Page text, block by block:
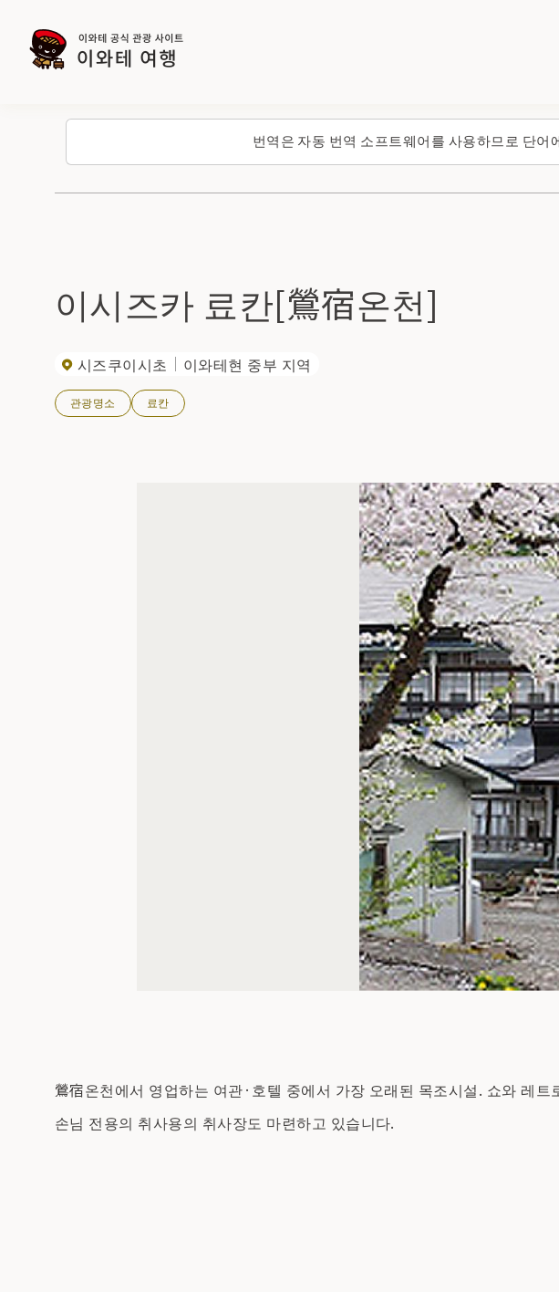
번역은 자동 번역 소프트웨어를 사용하므로 단
이시즈카 료칸[鶯宿온천]
시즈쿠이시초 이와테현 중부 지역
관광명소 료칸
鶯宿온천에서 영업하는 여관·호텔 중에서 가장 오래된 목조시설. 쇼와 레
손님 전용의 취사용의 취사장도 마련하고 있습니다.